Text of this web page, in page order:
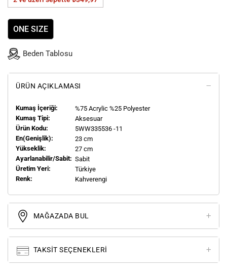
ONE SIZE
Beden Tablosu
ÜRÜN AÇIKLAMASI
Kumaş İçeriği:
%75 Acrylic %25 Polyester
Kumaş Tipi:
Aksesuar
Ürün Kodu:
5WW335536 -11
En(genişlik):
23 cm
Yükseklik:
27 cm
Ayarlanabilir/Sabit: Sabit
Üretim Yeri:
Türkiye
Renk:
Kahverengi
MAĞAZADA BUL
TAKSIT SEÇENEKLERI